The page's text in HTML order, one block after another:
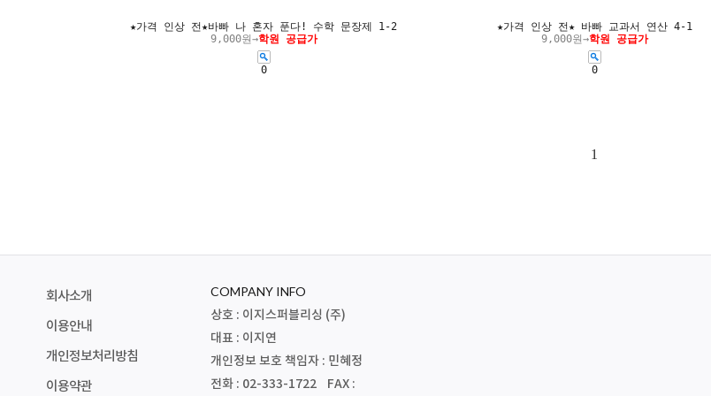
★가격 인상 전★바빠 나 혼자 푼다! 수학 문장제 1-2
9,000원→학원 공급가
0
★가격 인상 전★ 바빠 교과서 연산 4-1
9,000원→학원 공급가
0
1
회사소개
이용안내
개인정보처리방침
이용약관
COMPANY INFO
상호 : 이지스퍼블리싱 (주)
대표 : 이지연
개인정보 보호 책임자 : 민혜정
전화 : 02-333-1722 FAX :